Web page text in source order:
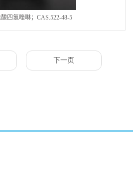
四氢唑啉；CAS.522-48-5
下一页